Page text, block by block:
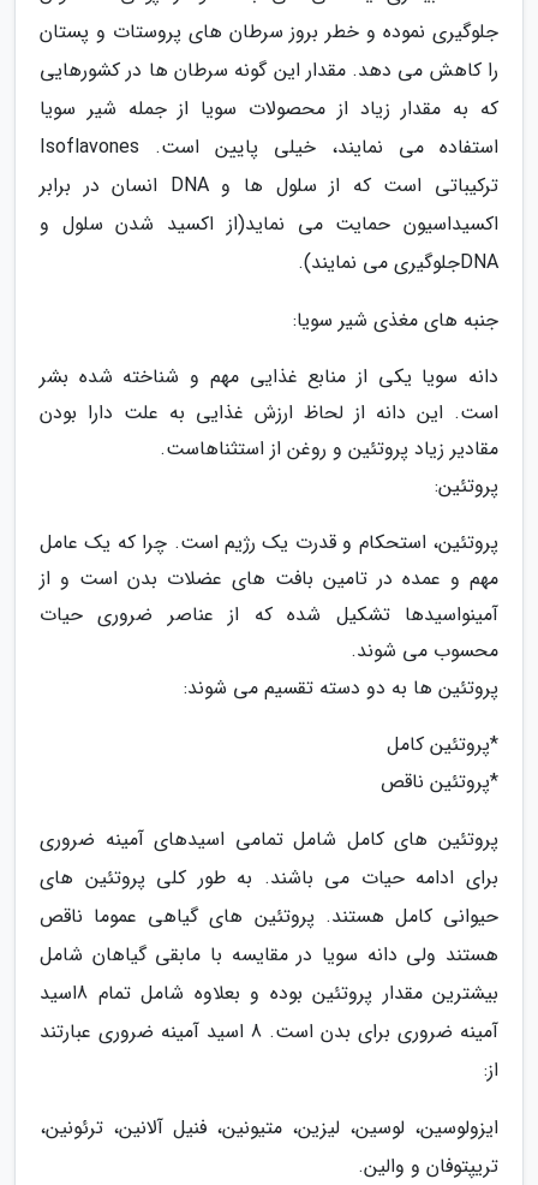
جلوگیری نموده و خطر بروز سرطان های پروستات و پستان
را کاهش می دهد. مقدار این گونه سرطان ها در کشورهایی
که به مقدار زیاد از محصولات سویا از جمله شیر سویا
استفاده می نمایند، خیلی پایین است. Isoflavones
ترکیباتی است که از سلول ها و DNA انسان در برابر
اکسیداسیون حمایت می نماید(از اکسید شدن سلول و
DNAجلوگیری می نمایند).
جنبه های مغذی شیر سویا:
دانه سویا یکی از منابع غذایی مهم و شناخته شده بشر
است. این دانه از لحاظ ارزش غذایی به علت دارا بودن
مقادیر زیاد پروتئین و روغن از استثناهاست.
پروتئین:
پروتئین، استحکام و قدرت یک رژیم است. چرا که یک عامل
مهم و عمده در تامین بافت های عضلات بدن است و از
آمینواسیدها تشکیل شده که از عناصر ضروری حیات
محسوب می شوند.
پروتئین ها به دو دسته تقسیم می شوند:
*پروتئین کامل
*پروتئین ناقص
پروتئین های کامل شامل تمامی اسیدهای آمینه ضروری
برای ادامه حیات می باشند. به طور کلی پروتئین های
حیوانی کامل هستند. پروتئین های گیاهی عموما ناقص
هستند ولی دانه سویا در مقایسه با مابقی گیاهان شامل
بیشترین مقدار پروتئین بوده و بعلاوه شامل تمام 8اسید
آمینه ضروری برای بدن است. 8 اسید آمینه ضروری عبارتند
از:
ایزولوسین، لوسین، لیزین، متیونین، فنیل آلانین، ترئونین،
تریپتوفان و والین.